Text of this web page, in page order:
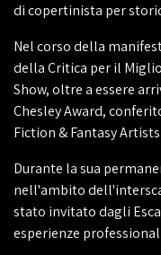
di copertinista per
Nel corso della
della Critica per il
Show, oltre a essere
Chesley Award,
Fiction & Fantasy
Durante la sua
nell'ambito
stato invitato dagli
esperienze